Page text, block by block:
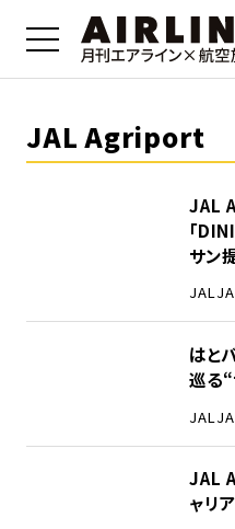
JAL Agriport
JAL
「
サン
JAL
はと
巡る
JAL
JAL
ャリ